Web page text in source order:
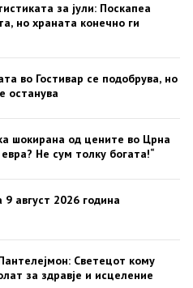
за јули: Поскапеа
но храната конечно ги
во Гостивар се подобрува, но
останува
шокирана од цените во Црна
Не сум толку богата!“
август 2026 година
Светецот кому
за здравје и исцеление